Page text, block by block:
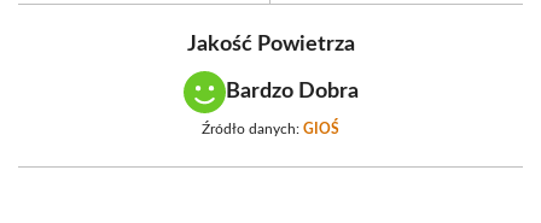
Jakość Powietrza
Bardzo Dobra
Źródło danych: GIOŚ